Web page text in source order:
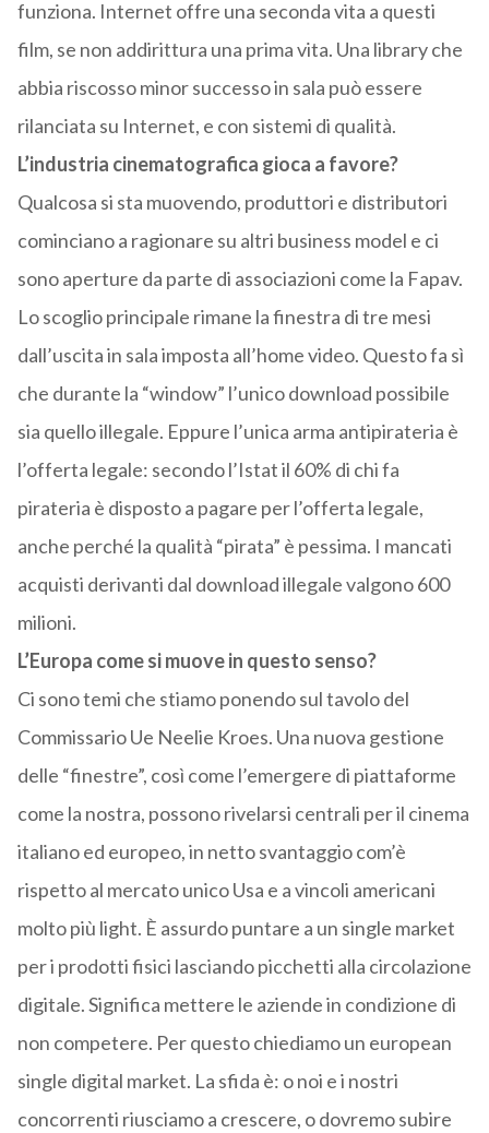
funziona. Internet offre una seconda vita a questi
film, se non addirittura una prima vita. Una library che
abbia riscosso minor successo in sala può essere
rilanciata su Internet, e con sistemi di qualità.
L’industria cinematografica gioca a favore?
Qualcosa si sta muovendo, produttori e distributori
cominciano a ragionare su altri business model e ci
sono aperture da parte di associazioni come la Fapav.
Lo scoglio principale rimane la finestra di tre mesi
dall’uscita in sala imposta all’home video. Questo fa sì
che durante la “window” l’unico download possibile
sia quello illegale. Eppure l’unica arma antipirateria è
l’offerta legale: secondo l’Istat il 60% di chi fa
pirateria è disposto a pagare per l’offerta legale,
anche perché la qualità “pirata” è pessima. I mancati
acquisti derivanti dal download illegale valgono 600
milioni.
L’Europa come si muove in questo senso?
Ci sono temi che stiamo ponendo sul tavolo del
Commissario Ue Neelie Kroes. Una nuova gestione
delle “finestre”, così come l’emergere di piattaforme
come la nostra, possono rivelarsi centrali per il cinema
italiano ed europeo, in netto svantaggio com’è
rispetto al mercato unico Usa e a vincoli americani
molto più light. È assurdo puntare a un single market
per i prodotti fisici lasciando picchetti alla circolazione
digitale. Significa mettere le aziende in condizione di
non competere. Per questo chiediamo un european
single digital market. La sfida è: o noi e i nostri
concorrenti riusciamo a crescere, o dovremo subire